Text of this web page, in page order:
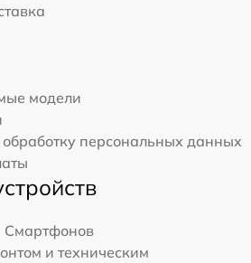
модели
обработку персональных данных
Смартфонов
и техническим